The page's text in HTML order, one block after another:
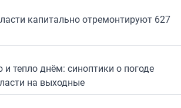
капитально отремонтируют 627
тепло днём: синоптики о погоде
на выходные